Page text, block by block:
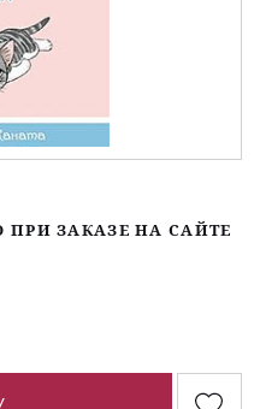
ПРИ ЗАКАЗЕ НА САЙТЕ